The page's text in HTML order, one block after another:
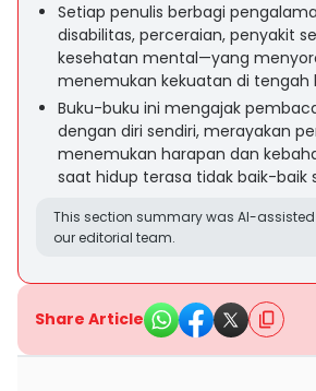
Setiap penulis berbagi
disabilitas, perceraian, penyakit
kesehatan mental—yang
menemukan kekuatan di tengah
Buku-buku ini mengajak
dengan diri sendiri, merayakan
menemukan harapan dan
saat hidup terasa tidak baik-baik
This section summary was AI-
our editorial team.
Share Article